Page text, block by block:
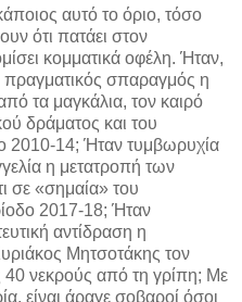
αυτό το όριο, τόσο
ότι πατάει στον
κομματικά οφέλη. Ήταν,
πραγματικός σπαραγμός η
τα μαγκάλια, τον καιρό
δράματος και του
2010-14; Ήταν τυμβωρυχία
η μετατροπή των
σε «σημαία» του
2017-18; Ήταν
αντίδραση η
Μητσοτάκης τον
40 νεκρούς από τη γρίπη; Με
είναι άραγε σοβαροί όσοι